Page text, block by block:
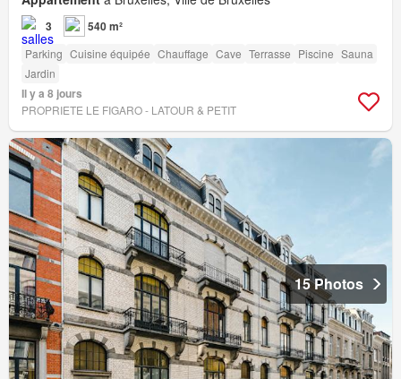
3 540 m²
Parking Cuisine équipée Chauffage Cave Terrasse Piscine Sauna
Jardin
Il y a 8 jours
PROPRIETE LE FIGARO - LATOUR & PETIT
15 Photos